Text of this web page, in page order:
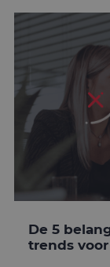
De 5
trends voor